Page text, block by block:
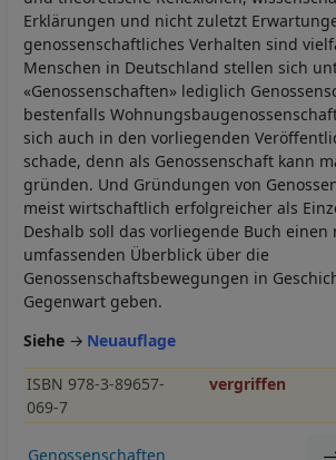
Erklärungen und nicht zuletzt
genossenschaftliches Verhalten sind
Menschen in Deutschland stellen sich
«Genossenschaften» lediglich
bestenfalls
sich auch in den vorliegenden
schade, denn als Genossenschaft kann
gründen. Und Gründungen von
meist wirtschaftlich erfolgreicher als
Deshalb soll das vorliegende Buch einen
umfassenden Überblick über die
Genossenschaftsbewegungen in
Gegenwart geben.
Siehe
Neuauflage
ISBN 978-3-89657-
069-7
vergriffen
Genossenschaften